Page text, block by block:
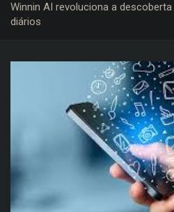
Winnin AI revoluciona a
diários